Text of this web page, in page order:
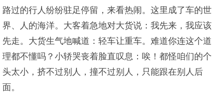
路过的行人纷纷驻足停留，来看热闹。这里成了车的世
界、人的海洋。大客着急地对大货说：我先来，我应该
先走。大货生气地喊道：轻车让重车。难道你连这个道
理都不懂吗？小轿哭丧着脸直叹息：唉！都怪咱们的个
头太小，挤不过别人，撞不过别人，只能跟在别人后
面。